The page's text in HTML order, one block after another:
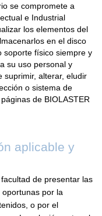
se compromete a
e Industrial
los elementos del
en el disco
soporte físico siempre y
su uso personal y
suprimir, alterar, eludir
o sistema de
de BIOLASTER
aplicable y
de presentar las
por la
o por el